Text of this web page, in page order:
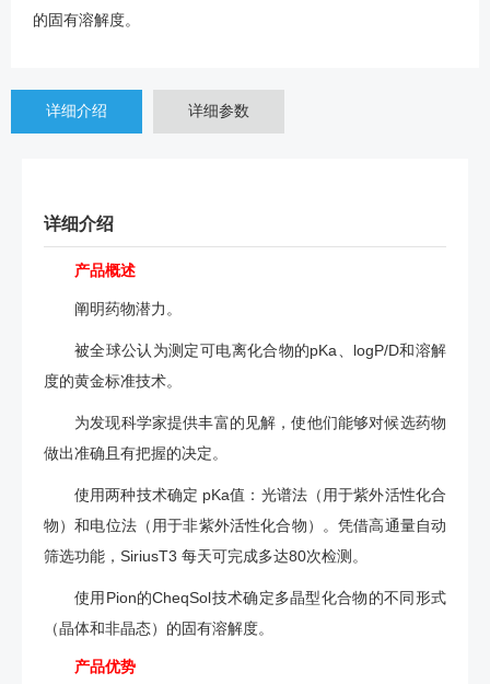
的固有溶解度。
详细介绍 详细参数
详细介绍
产品概述
阐明药物潜力。
被全球公认为测定可电离化合物的pKa、logP/D和溶解
度的黄金标准技术。
为发现科学家提供丰富的见解，使他们能够对候选药物
做出准确且有把握的决定。
使用两种技术确定 pKa值：光谱法（用于紫外活性化合
物）和电位法（用于非紫外活性化合物）。凭借高通量自动
筛选功能，SiriusT3 每天可完成多达80次检测。
使用Pion的CheqSol技术确定多晶型化合物的不同形式
（晶体和非晶态）的固有溶解度。
产品优势